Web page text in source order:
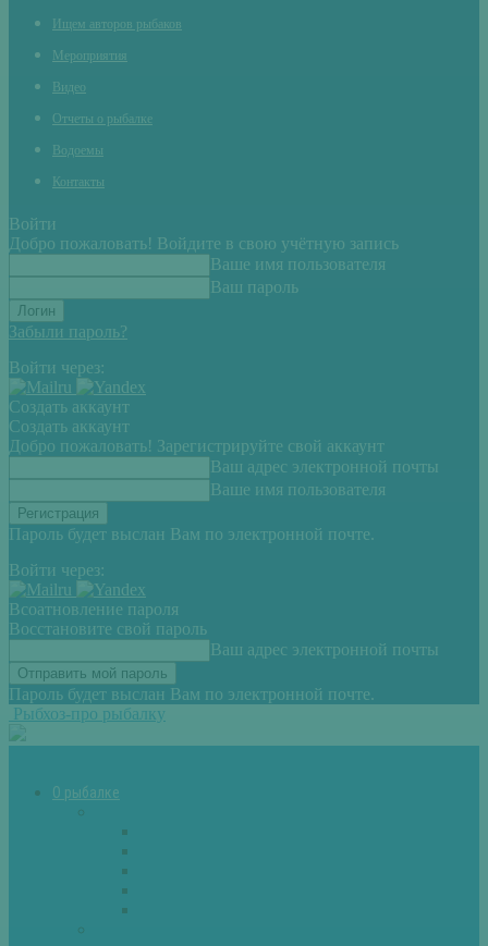
Ищем авторов рыбаков
Мероприятия
Видео
Отчеты о рыбалке
Водоемы
Контакты
Войти
Добро пожаловать! Войдите в свою учётную запись
Ваше имя пользователя
Ваш пароль
Забыли пароль?
Войти через:
Создать аккаунт
Создать аккаунт
Добро пожаловать! Зарегистрируйте свой аккаунт
Ваш адрес электронной почты
Ваше имя пользователя
Пароль будет выслан Вам по электронной почте.
Войти через:
Всоатновление пароля
Восстановите свой пароль
Ваш адрес электронной почты
Пароль будет выслан Вам по электронной почте.
Рыбхоз-про рыбалку
О рыбалке